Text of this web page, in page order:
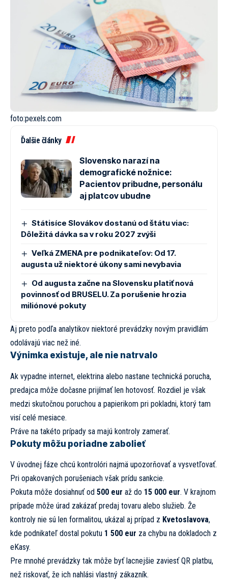
foto:pexels.com
Ďalšie články
Slovensko narazí na
demografické nožnice:
Pacientov pribudne, personálu
aj platcov ubudne
Státisíce Slovákov dostanú od štátu viac:
Dôležitá dávka sa v roku 2027 zvýši
Veľká ZMENA pre podnikateľov: Od 17.
augusta už niektoré úkony sami nevybavia
Od augusta začne na Slovensku platiť nová
povinnosť od BRUSELU. Za porušenie hrozia
miliónové pokuty
Aj preto podľa analytikov niektoré prevádzky novým pravidlám
odolávajú viac než iné.
Výnimka existuje, ale nie natrvalo
Ak vypadne internet, elektrina alebo nastane technická porucha,
predajca môže dočasne prijímať len hotovosť. Rozdiel je však
medzi skutočnou poruchou a papierikom pri pokladni, ktorý tam
visí celé mesiace.
Práve na takéto prípady sa majú kontroly zamerať.
Pokuty môžu poriadne zabolieť
V úvodnej fáze chcú kontrolóri najmä upozorňovať a vysvetľovať.
Pri opakovaných porušeniach však prídu sankcie.
Pokuta môže dosiahnuť od 500 eur až do 15 000 eur. V krajnom
prípade môže úrad zakázať predaj tovaru alebo služieb. Že
kontroly nie sú len formalitou, ukázal aj prípad z Kvetoslavova,
kde podnikateľ dostal pokutu 1 500 eur za chybu na dokladoch z
eKasy.
Pre mnohé prevádzky tak môže byť lacnejšie zaviesť QR platbu,
než riskovať, že ich nahlási vlastný zákazník.